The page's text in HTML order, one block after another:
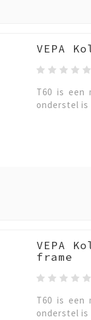
VEPA
T60 is een
onderstel is
VEPA
frame
T60 is een
onderstel is